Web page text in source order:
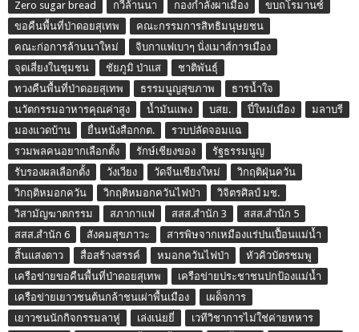
Zero sugar bread
กวีล้านนา กองกำลังผาเมือง
ขบถโรมานซ์
ขอคืนพื้นที่ป่าดอยสุเทพ
คณะกรรมการสิทธิมนุษยชน
คณะก่อการล้านนาใหม่
จิบกาแฟเบาๆ นั่งเมาส์การเมือง
จุดเสี่ยงในชุมชน
ชัยภูมิ ป่าแส
ชาติพันธุ์
ทวงคืนพื้นที่ป่าดอยสุเทพ
ธรรมนูญสุขภาพ
ธารน้ำใจ
นวัตกรรมอาหารคุณค่าสูง
น้ำมันแพง บสย. ปี๋ใหม่เมือง
มลาบรี
มองแวดบ้าน
ยื่นหนังสือกกต.
รวบปลัดจอมแฉ
รวมพลคนอยากเลือกตั้ง
รักษ์เชียงของ
รัฐธรรมนูญ
รับรองผลเลือกตั้ง
วังเวียง วัดจีนเชียงใหม่
วิกฤติฝุ่นควัน
วิกฤติหมอกควัน
วิกฤติหมอกควันไฟป่า
วิจิตรศิลป์ มช.
วิสามัญฆาตกรรม
สภากาแฟ สสส.สำนัก 3
สสส.สำนัก 5
สสส.สำนัก 6
สังคมสุขภาวะ
สารพิษจากเหมืองแร่ปนเปื้อนแม่น้ำ
สิ้นแสงดาว
สื่อสร้างสรรค์ หมอกควันไฟป่า
หัวคิวบัตรชมพู
เครือข่ายขอคืนพื้นที่ป่าดอยสุเทพ
เครือข่ายประชาชนปกป้องแม่น้ำ
เครือข่ายเยาวชนต้นกล้าชนเผ่าพื้นเมือง
เผด็จการ
เยาวชนนักกิจกรรมลาหู่
เล่งเน่ยยี่
เวทีวิชาการไม่ใช่ค่ายทหาร